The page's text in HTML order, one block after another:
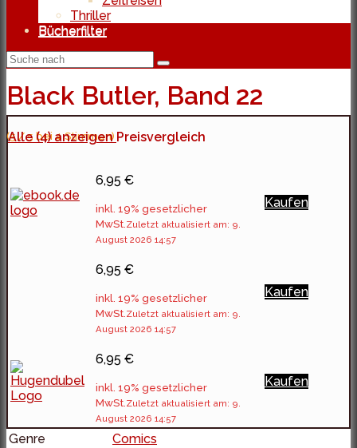
Thriller
Bücherfilter
Black Butler, Band 22
(5 / 5 bei 4 Stimmen)
Alle (4) anzeigen Preisvergleich
6,95 €
inkl. 19% gesetzlicher
MwSt. Zuletzt aktualisiert am: 9.
August 2026 14:57
Kaufen
6,95 €
inkl. 19% gesetzlicher
MwSt. Zuletzt aktualisiert am: 9.
August 2026 14:57
Kaufen
6,95 €
inkl. 19% gesetzlicher
MwSt. Zuletzt aktualisiert am: 9.
August 2026 14:57
Kaufen
Genre
Comics